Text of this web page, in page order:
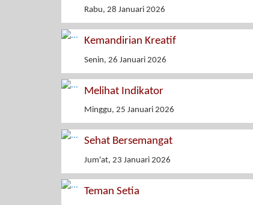
Rabu, 28 Januari 2026
Kemandirian Kreatif
Senin, 26 Januari 2026
Melihat Indikator
Minggu, 25 Januari 2026
Sehat Bersemangat
Jum'at, 23 Januari 2026
Teman Setia